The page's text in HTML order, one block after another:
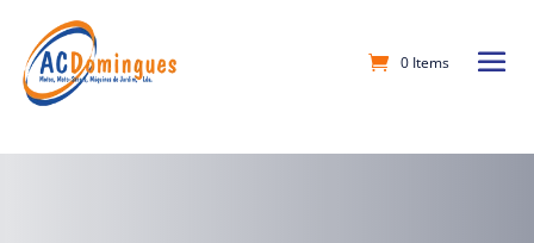
0 Items